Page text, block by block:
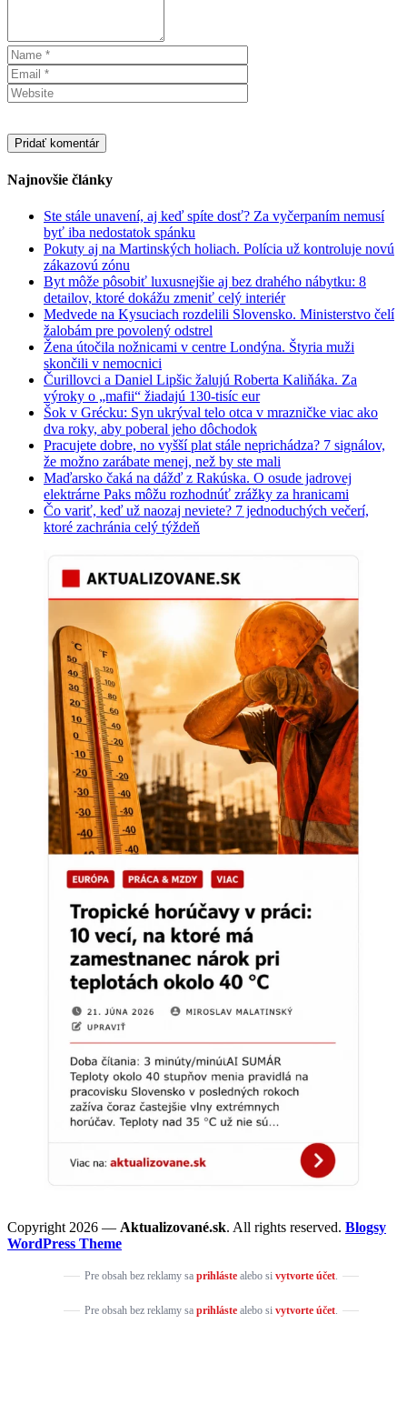
Najnovšie články
Ste stále unavení, aj keď spíte dosť? Za vyčerpaním nemusí
byť iba nedostatok spánku
Pokuty aj na Martinských holiach. Polícia už kontroluje novú
zákazovú zónu
Byt môže pôsobiť luxusnejšie aj bez drahého nábytku: 8
detailov, ktoré dokážu zmeniť celý interiér
Medvede na Kysuciach rozdelili Slovensko. Ministerstvo čelí
žalobám pre povolený odstrel
Žena útočila nožnicami v centre Londýna. Štyria muži
skončili v nemocnici
Čurillovci a Daniel Lipšic žalujú Roberta Kaliňáka. Za
výroky o „mafii“ žiadajú 130-tisíc eur
Šok v Grécku: Syn ukrýval telo otca v mrazničke viac ako
dva roky, aby poberal jeho dôchodok
Pracujete dobre, no vyšší plat stále neprichádza? 7 signálov,
že možno zarábate menej, než by ste mali
Maďarsko čaká na dážď z Rakúska. O osude jadrovej
elektrárne Paks môžu rozhodnúť zrážky za hranicami
Čo variť, keď už naozaj neviete? 7 jednoduchých večerí,
ktoré zachránia celý týždeň
Copyright 2026 — Aktualizované.sk. All rights reserved. Blogsy
WordPress Theme
Pre obsah bez reklamy sa prihlástealebo si vytvorte účet.